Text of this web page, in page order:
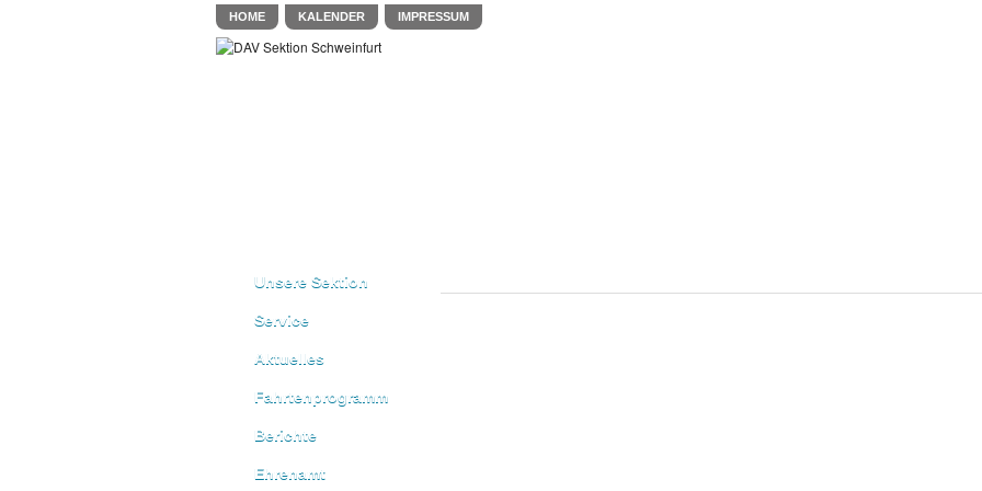
HOME KALENDER IMPRESSUM
Unsere Sektion
Service
Aktuelles
Fahrtenprogramm
Berichte
Ehrenamt